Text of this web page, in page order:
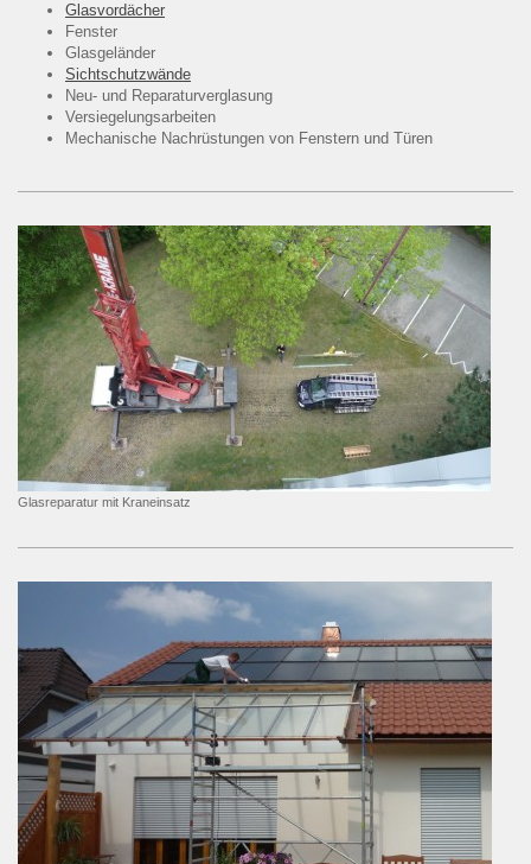
Glasvordächer
Fenster
Glasgeländer
Sichtschutzwände
Neu- und Reparaturverglasung
Versiegelungsarbeiten
Mechanische Nachrüstungen von Fenstern und Türen
Glasreparatur mit Kraneinsatz